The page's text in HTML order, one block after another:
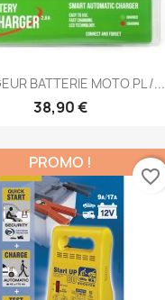
BATTERIE MOTO PL /...
38,90 €
PROMO !
favorite_border